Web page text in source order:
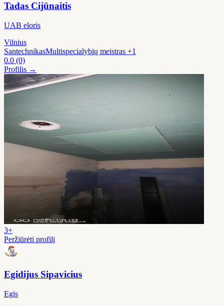
Tadas Cijūnaitis
UAB eloris
Vilnius
SantechnikasMultispecialybių meistras +1
0.0 (0)
Profilis →
3+
Peržiūrėti profilį
Egidijus Sipavicius
Egis